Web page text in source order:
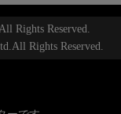
Rights Reserved.
Rights Reserved.